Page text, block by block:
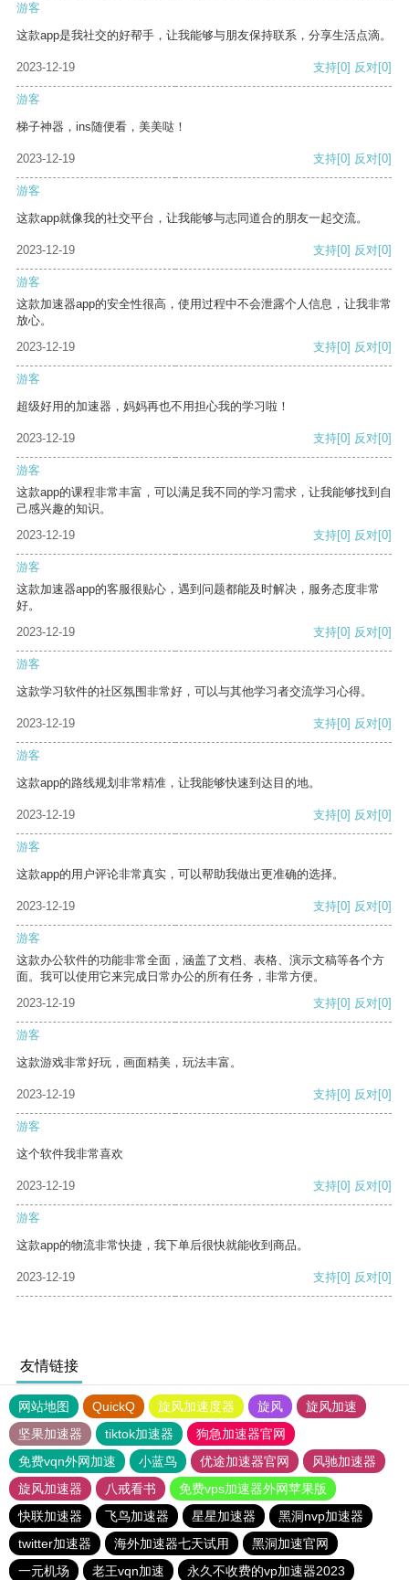
游客
这款app是我社交的好帮手，让我能够与朋友保持联系，分享生活点滴。
2023-12-19 支持[0] 反对[0]
游客
梯子神器，ins随便看，美美哒！
2023-12-19 支持[0] 反对[0]
游客
这款app就像我的社交平台，让我能够与志同道合的朋友一起交流。
2023-12-19 支持[0] 反对[0]
游客
这款加速器app的安全性很高，使用过程中不会泄露个人信息，让我非常
放心。
2023-12-19
支持[0] 反对[0]
游客
超级好用的加速器，妈妈再也不用担心我的学习啦！
2023-12-19 支持[0] 反对[0]
游客
这款app的课程非常丰富，可以满足我不同的学习需求，让我能够找到自
己感兴趣的知识。
2023-12-19
支持[0] 反对[0]
游客
这款加速器app的客服很贴心，遇到问题都能及时解决，服务态度非常
好。
2023-12-19
支持[0] 反对[0]
游客
这款学习软件的社区氛围非常好，可以与其他学习者交流学习心得。
2023-12-19 支持[0] 反对[0]
游客
这款app的路线规划非常精准，让我能够快速到达目的地。
2023-12-19 支持[0] 反对[0]
游客
这款app的用户评论非常真实，可以帮助我做出更准确的选择。
2023-12-19 支持[0] 反对[0]
游客
这款办公软件的功能非常全面，涵盖了文档、表格、演示文稿等各个方
面。我可以使用它来完成日常办公的所有任务，非常方便。
2023-12-19
支持[0] 反对[0]
游客
这款游戏非常好玩，画面精美，玩法丰富。
2023-12-19 支持[0] 反对[0]
游客
这个软件我非常喜欢
2023-12-19 支持[0] 反对[0]
游客
这款app的物流非常快捷，我下单后很快就能收到商品。
2023-12-19 支持[0] 反对[0]
友情链接
网站地图 QuickQ 旋风加速度器 旋风
旋风加速
坚果加速器
tiktok加速器
狗急加速器官网
免费vqn外网加速
小蓝鸟 优途加速器官网
风驰加速器
旋风加速器
八戒看书
免费vps加速器外网苹果版
快联加速器
飞鸟加速器 星星加速器
黑洞nvp加速器
twitter加速器
海外加速器七天试用
黑洞加速官网
一元机场
老王vqn加速 永久不收费的vp加速器2023